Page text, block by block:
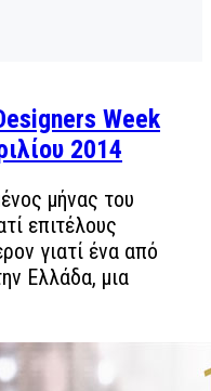
Week
2014
μήνας του
επιτέλους
γιατί ένα από
Ελλάδα, μια